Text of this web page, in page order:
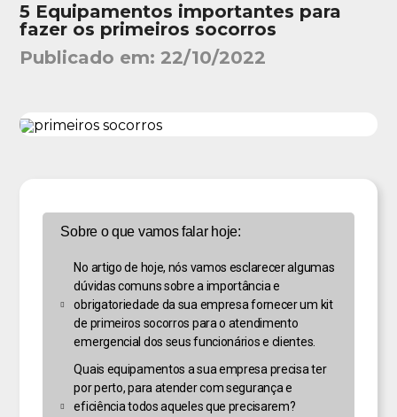
5 Equipamentos importantes para
fazer os primeiros socorros
Publicado em: 22/10/2022
Sobre o que vamos falar hoje:
No artigo de hoje, nós vamos esclarecer algumas
dúvidas comuns sobre a importância e
obrigatoriedade da sua empresa fornecer um kit
de primeiros socorros para o atendimento
emergencial dos seus funcionários e clientes.
Quais equipamentos a sua empresa precisa ter
por perto, para atender com segurança e
eficiência todos aqueles que precisarem?